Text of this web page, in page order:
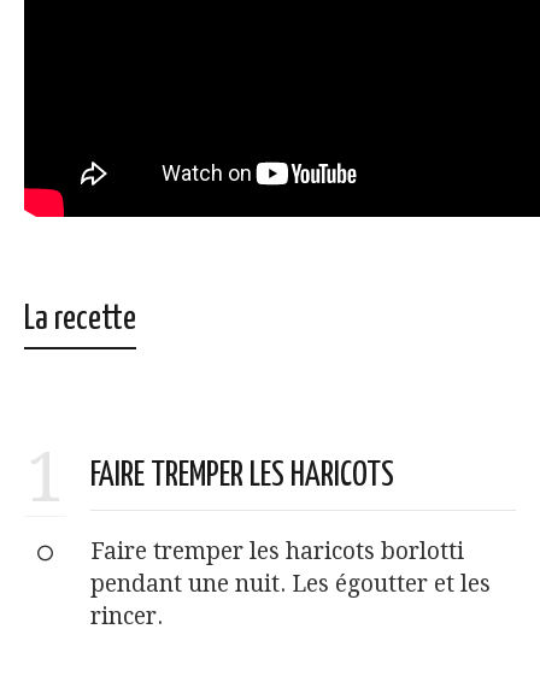
La recette
1 FAIRE TREMPER LES HARICOTS
Faire tremper les haricots borlotti
pendant une nuit. Les égoutter et les
rincer.